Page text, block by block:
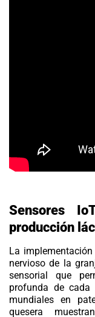
Sensores
producción
La implementación
nervioso de la
sensorial que
profunda de cada
mundiales en
quesera